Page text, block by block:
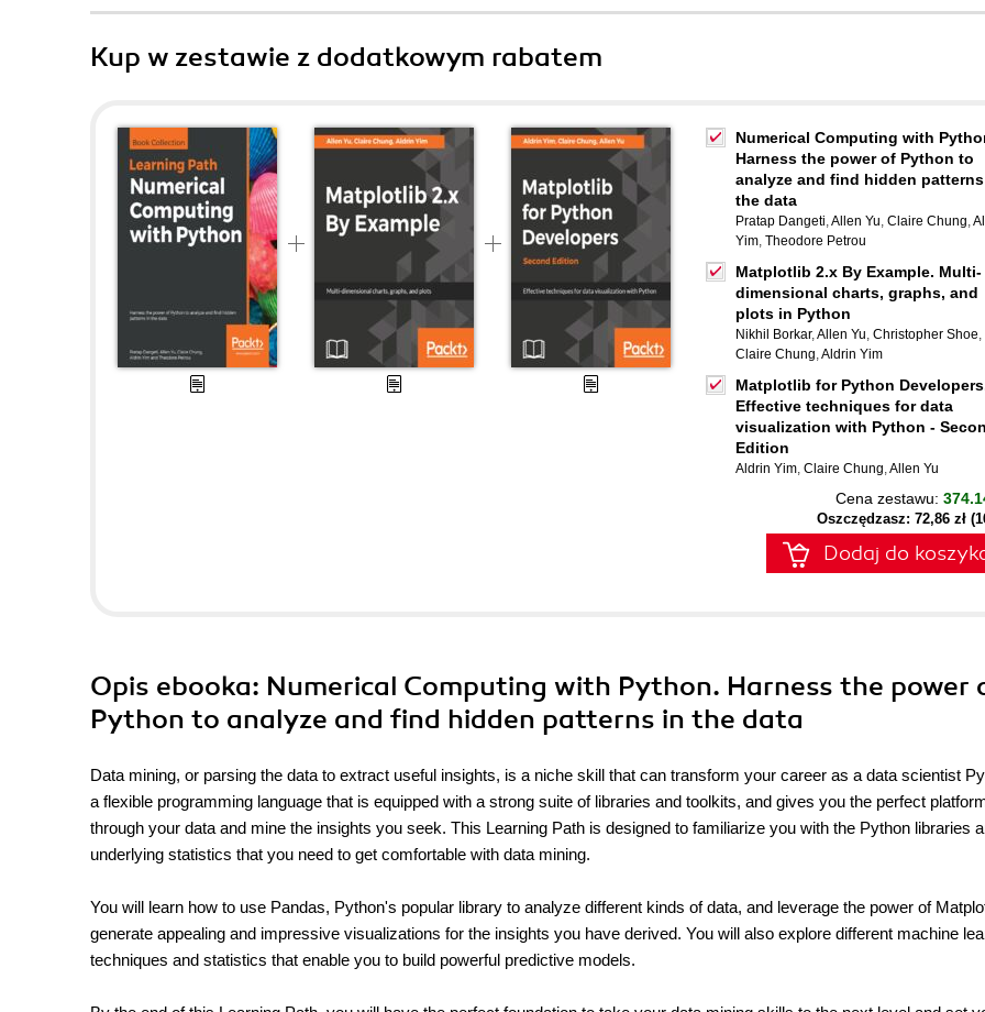
Kup w zestawie z dodatkowym rabatem
Numerical Computing with
Harness the power of Python to
analyze and find hidden
the data
Pratap Dangeti,Allen Yu, Claire Chung,
Yim, Theodore Petrou
Matplotlib 2.x By Example. Multi-
dimensional charts, graphs, and
plots in Python
Nikhil Borkar,Allen Yu, Christopher Shoe,
Claire Chung,Aldrin Yim
Matplotlib for Python
Effective techniques for data
visualization with Python -
Edition
Aldrin Yim, Claire Chung,Allen Yu
Cena zestawu:
Oszczędzasz: 72,86 zł
Dodaj do
Opis ebooka: Numerical Computing with Python. Harness the power
Python to analyze and find hidden patterns in the data
Data mining, or parsing the data to extract useful insights, is a niche skill that can transform your career as a data scientist
a flexible programming language that is equipped with a strong suite of libraries and toolkits, and gives you the perfect
through your data and mine the insights you seek. This Learning Path is designed to familiarize you with the Python libraries
underlying statistics that you need to get comfortable with data mining.
You will learn how to use Pandas, Python's popular library to analyze different kinds of data, and leverage the power of
generate appealing and impressive visualizations for the insights you have derived. You will also explore different machine
techniques and statistics that enable you to build powerful predictive models.